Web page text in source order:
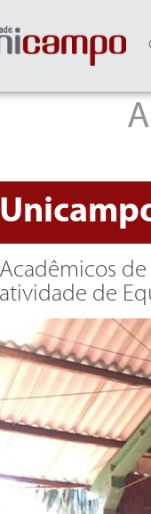
Acadêmicos
atividade de